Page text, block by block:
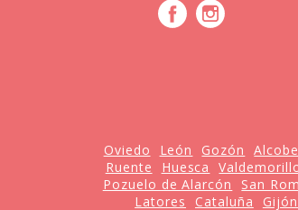
Oviedo León Gozón
Ruente
Huesca
Pozuelo de Alarcón
San
Latores
Cataluña